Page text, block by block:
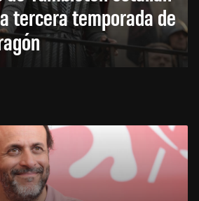
tercera temporada de